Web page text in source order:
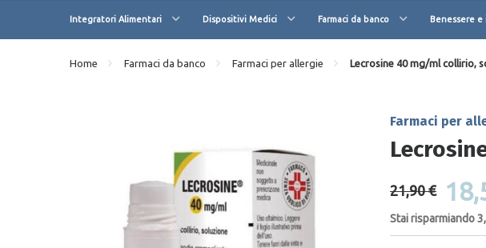
Integratori Alimentari Dispositivi Medici Farmaci da banco Benessere
Home Farmaci da banco Farmaci per allergie Lecrosine 40 mg/ml collirio,
Farmaci per
21,90 €
Stai risparmiando